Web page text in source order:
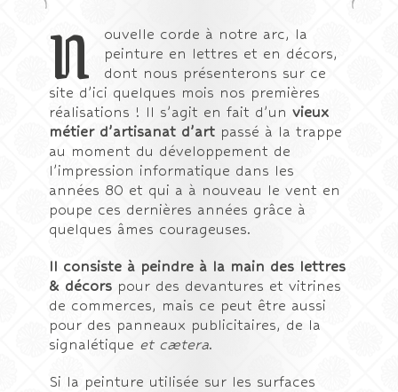
N
ouvelle corde à notre arc, la
peinture en lettres et en décors,
dont nous présenterons sur ce
site d’ici quelques mois nos premières
réalisations ! Il s’agit en fait d’un vieux
métier d’artisanat d’artpassé à la trappe
au moment du développement de
l’impression informatique dans les
années 80 et qui a à nouveau le vent en
poupe ces dernières années grâce à
quelques âmes courageuses.
Il consiste à peindre à la main des lettres
& décorspour des devantures et vitrines
de commerces, mais ce peut être aussi
pour des panneaux publicitaires, de la
signalétique et cætera.
Si la peinture utilisée sur les surfaces